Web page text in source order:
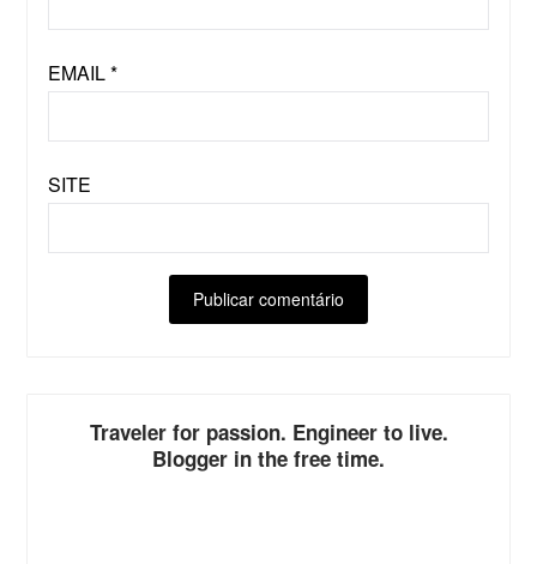
EMAIL*
SITE
Traveler for passion. Engineer to live.
Blogger in the free time.